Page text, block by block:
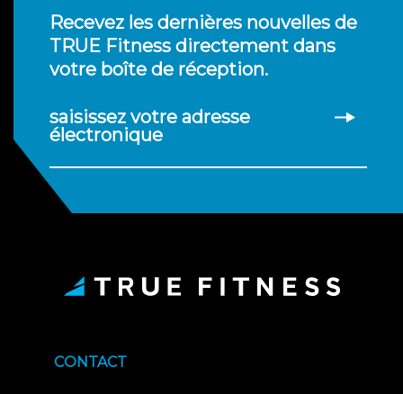
Recevez les dernières nouvelles de
TRUE Fitness directement dans
votre boîte de réception.
saisissez votre adresse
électronique
CONTACT